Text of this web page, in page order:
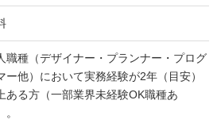
職種（デザイナー・プランナー・プログ
ー他）において実務経験が2年（目安）
ある方（一部業界未経験OK職種あ
。